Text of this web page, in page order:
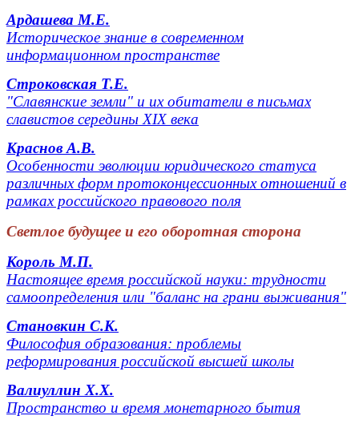
Ардашева М.Е.
Историческое знание в современном
информационном пространстве
Строковская Т.Е.
"Славянские земли" и их обитатели в письмах
славистов середины XIX века
Краснов А.В.
Особенности эволюции юридического статуса
различных форм протоконцессионных отношений в
рамках российского правового поля
Светлое будущее и его оборотная сторона
Король М.П.
Настоящее время российской науки: трудности
самоопределения или "баланс на грани выживания"
Становкин С.К.
Философия образования: проблемы
реформирования российской высшей школы
Валиуллин Х.Х.
Пространство и время монетарного бытия